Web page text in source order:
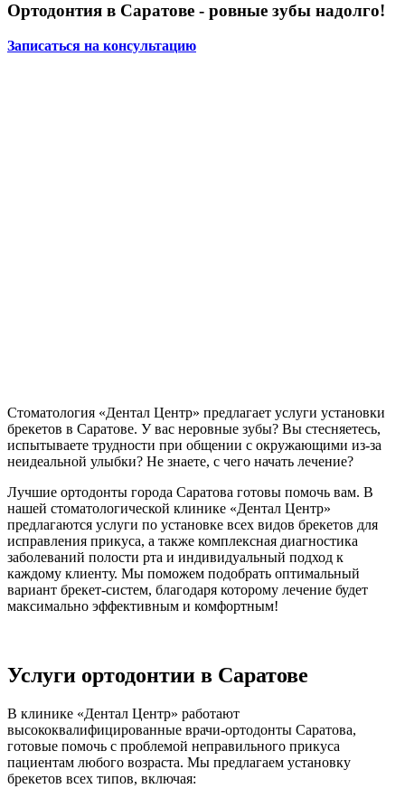
Ортодонтия в Саратове - ровные зубы надолго!
Записаться на консультацию
Стоматология «Дентал Центр» предлагает услуги установки
брекетов в Саратове. У вас неровные зубы? Вы стесняетесь,
испытываете трудности при общении с окружающими из-за
неидеальной улыбки? Не знаете, с чего начать лечение?
Лучшие ортодонты города Саратова готовы помочь вам. В
нашей стоматологической клинике «Дентал Центр»
предлагаются услуги по установке всех видов брекетов для
исправления прикуса, а также комплексная диагностика
заболеваний полости рта и индивидуальный подход к
каждому клиенту. Мы поможем подобрать оптимальный
вариант брекет-систем, благодаря которому лечение будет
максимально эффективным и комфортным!
Услуги ортодонтии в Саратове
В клинике «Дентал Центр» работают
высококвалифицированные врачи-ортодонты Саратова,
готовые помочь с проблемой неправильного прикуса
пациентам любого возраста. Мы предлагаем установку
брекетов всех типов, включая: